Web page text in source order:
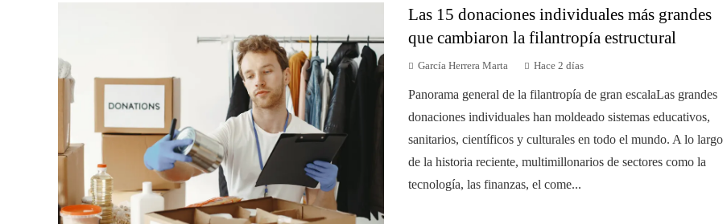
Las 15 donaciones individuales más grandes
que cambiaron la filantropía estructural
García Herrera Marta Hace 2 días
Panorama general de la filantropía de gran escalaLas grandes
donaciones individuales han moldeado sistemas educativos,
sanitarios, científicos y culturales en todo el mundo. A lo largo
de la historia reciente, multimillonarios de sectores como la
tecnología, las finanzas, el come...